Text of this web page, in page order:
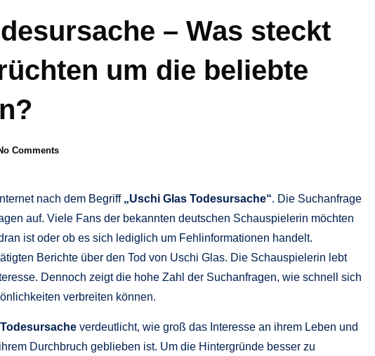
– Was steckt
um die beliebte
Comments
nach dem Begriff „Uschi Glas Todesursache“. Die Suchanfrage
auf. Viele Fans der bekannten deutschen Schauspielerin möchten
ist oder ob es sich lediglich um Fehlinformationen handelt.
Berichte über den Tod von Uschi Glas. Die Schauspielerin lebt
Dennoch zeigt die hohe Zahl der Suchanfragen, wie schnell sich
verbreiten können.
verdeutlicht, wie groß das Interesse an ihrem Leben und
Durchbruch geblieben ist. Um die Hintergründe besser zu